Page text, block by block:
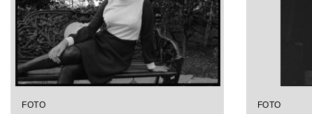
FOTO FOTO